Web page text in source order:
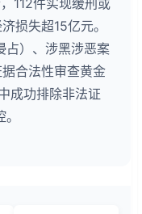
损失超15亿元。
占）、涉黑涉恶案
合法性审查黄金
成功排除非法证